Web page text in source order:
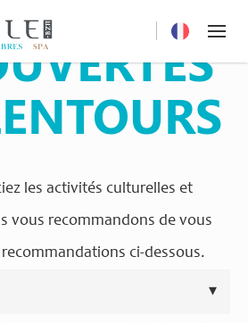
les activités culturelles et
vous recommandons de vous
ci-dessous.